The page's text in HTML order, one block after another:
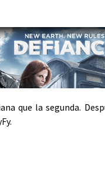
que la segunda.